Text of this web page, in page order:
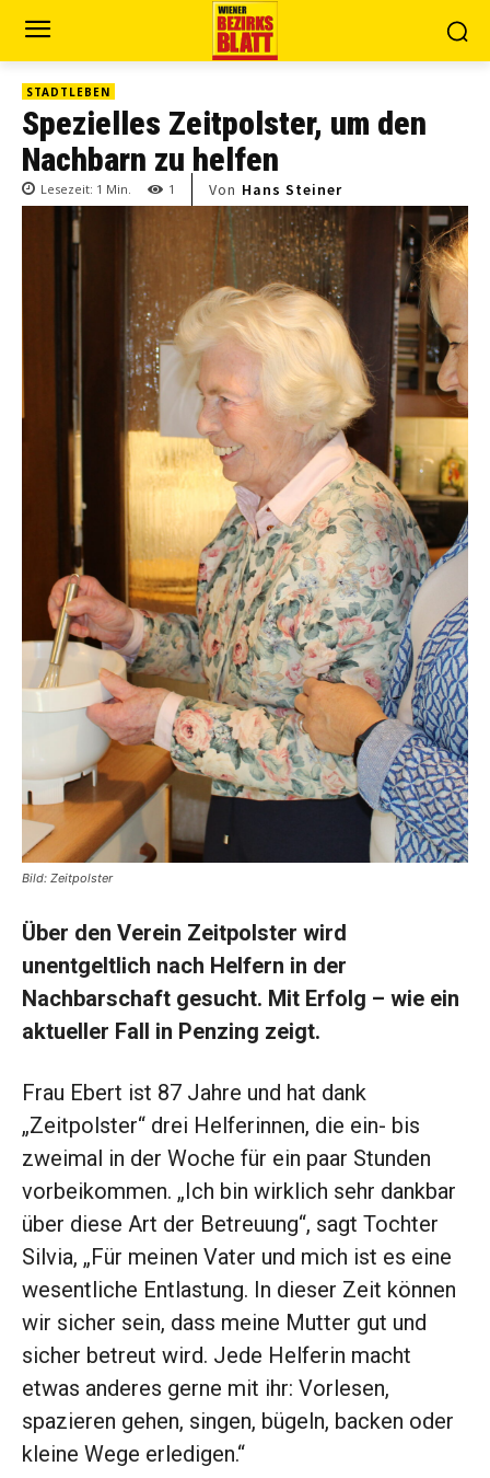
STADTLEBEN
Spezielles Zeitpolster, um den
Nachbarn zu helfen
Lesezeit: 1 Min. 1 Von Hans Steiner
Bild: Zeitpolster
Über den Verein Zeitpolster wird
unentgeltlich nach Helfern in der
Nachbarschaft gesucht. Mit Erfolg – wie ein
aktueller Fall in Penzing zeigt.
Frau Ebert ist 87 Jahre und hat dank
„Zeitpolster“ drei Helferinnen, die ein- bis
zweimal in der Woche für ein paar Stunden
vorbeikommen. „Ich bin wirklich sehr dankbar
über diese Art der Betreuung“, sagt Tochter
Silvia, „Für meinen Vater und mich ist es eine
wesentliche Entlastung. In dieser Zeit können
wir sicher sein, dass meine Mutter gut und
sicher betreut wird. Jede Helferin macht
etwas anderes gerne mit ihr: Vorlesen,
spazieren gehen, singen, bügeln, backen oder
kleine Wege erledigen.“